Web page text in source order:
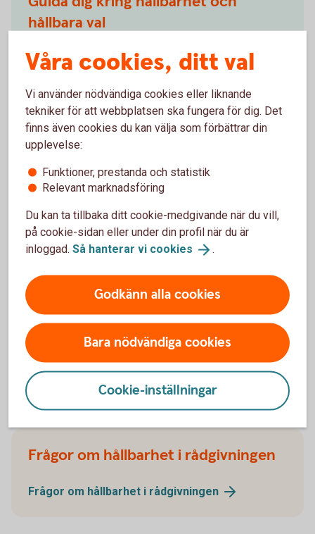
hållbara val
Förklara vad som menas med hållbarhet, ESG
Beskriva hur en finansiell produkt kan vara hållbar
Berätta vilka hållbara val du kan göra
Ta in önskemål om hållbarhet och
Fråga vad du har för önskemål och krav på
hållbarhet i ditt sparande
Dokumentera dina hållbarhetspreferenser och hur
vår rekommendation möter dina önskemål
Frågor om hållbarhet
Frågor om hållbarhet i rådgivningen
Frågor om hållbarhet i rådgivningen
Våra cookies, ditt val
Vi använder nödvändiga cookies eller liknande
tekniker för att webbplatsen ska fungera för dig. Det
finns även cookies du kan välja som förbättrar din
upplevelse:
Funktioner, prestanda och statistik
Relevant marknadsföring
Du kan ta tillbaka ditt cookie-medgivande när du vill,
på cookie-sidan eller under din profil när du är
inloggad. Så hanterar vi cookies .
Godkänn alla cookies
Bara nödvändiga cookies
Cookie-inställningar